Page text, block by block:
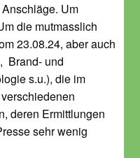
Um
die mutmasslich
23.08.24, aber auch
Brand- und
s.u.), die im
deren Ermittlungen
sehr wenig